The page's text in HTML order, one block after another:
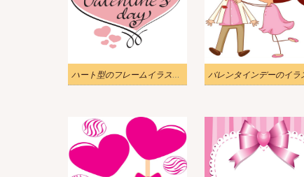
ハート型のフレームイラストを使用したハッピーバレンタインデーカードデザイン